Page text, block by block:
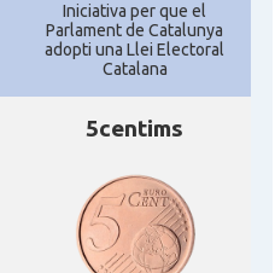
Iniciativa per que el
Parlament de Catalunya
adopti una Llei Electoral
Catalana
5centims